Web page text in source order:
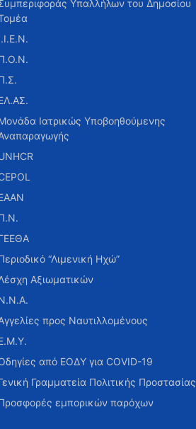
Υπαλλήλων του Δημοσίου
Ιατρικώς Υποβοηθούμενης
“Λιμενική Ηχώ”
Αξιωματικών
προς Ναυτιλλομένους
από ΕΟΔΥ για COVID-19
Γραμματεία Πολιτικής Προστασίας
εμπορικών παρόχων